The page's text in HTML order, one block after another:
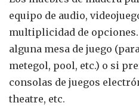
equipo de audio,
multiplicidad de opciones.
alguna mesa de juego
metegol, pool, etc.) o si
consolas de juegos
theatre, etc.